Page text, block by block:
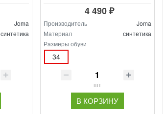
Joma
синтетика
4 490 ₽
Производитель
Joma
Материал
синтетика
Размеры обуви
34
шт
В КОРЗИНУ